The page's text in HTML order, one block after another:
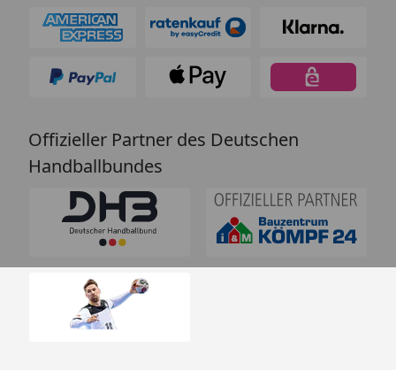
Offizieller Partner des Deutschen
Handballbundes